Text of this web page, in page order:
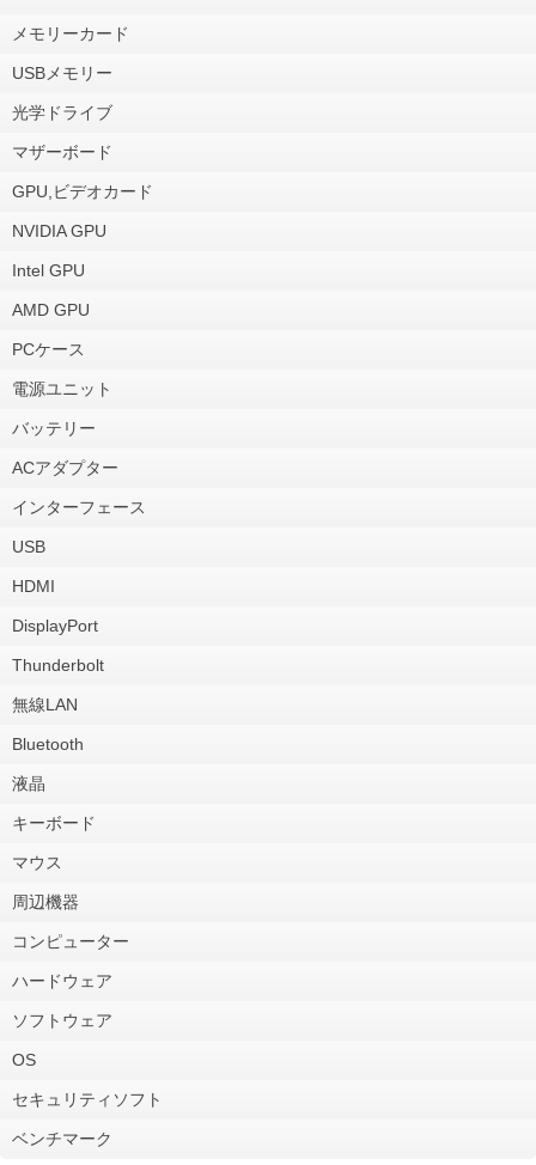
メモリーカード
USBメモリー
光学ドライブ
マザーボード
GPU,ビデオカード
NVIDIA GPU
Intel GPU
AMD GPU
PCケース
電源ユニット
バッテリー
ACアダプター
インターフェース
USB
HDMI
DisplayPort
Thunderbolt
無線LAN
Bluetooth
液晶
キーボード
マウス
周辺機器
コンピューター
ハードウェア
ソフトウェア
OS
セキュリティソフト
ベンチマーク